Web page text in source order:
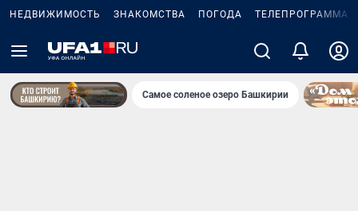
НЕДВИЖИМОСТЬ ЗНАКОМСТВА ПОГОДА ТЕЛЕПРОГРАММА
Самое соленое озеро Башкирии